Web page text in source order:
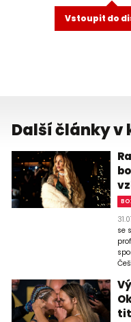
Vstoupit do
Další články
se